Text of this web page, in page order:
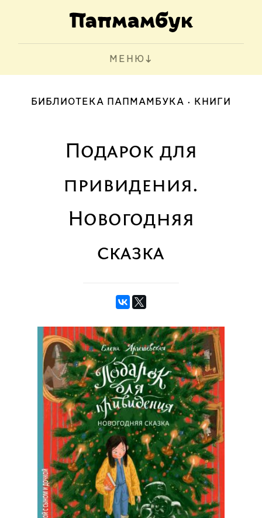
МЕНЮ
БИБЛИОТЕКА ПАПМАМБУКА КНИГИ
Подарок для
привидения.
Новогодняя
сказка